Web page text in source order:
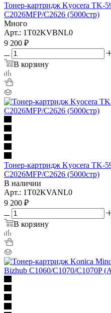
Тонер-картридж Kyocera TK-
C2026MFP/C2626 (5000стр)
Много
Арт.: 1T02KVBNL0
9 200 ₽
В корзину
Тонер-картридж Kyocera TK-
C2026MFP/C2626 (5000стр)
В наличии
Арт.: 1T02KVANL0
9 200 ₽
В корзину